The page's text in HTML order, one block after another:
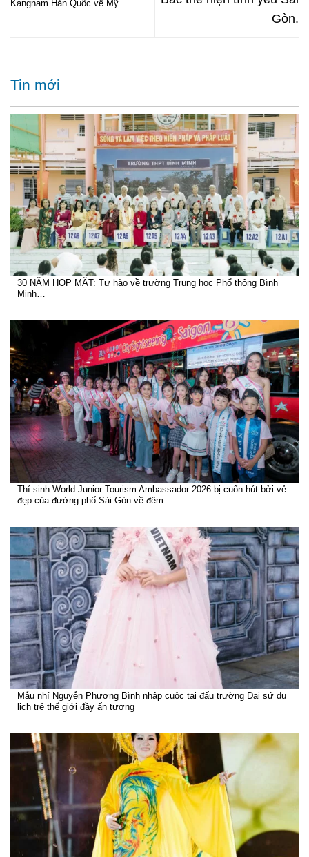
Kangnam Hàn Quốc về Mỹ.
Gòn.
Tin mới
30 NĂM HỌP MẶT: Tự hào về trường Trung học Phổ thông Bình
Minh…
Thí sinh World Junior Tourism Ambassador 2026 bị cuốn hút bởi vẻ
đẹp của đường phố Sài Gòn về đêm
Mẫu nhí Nguyễn Phương Bình nhập cuộc tại đấu trường Đại sứ du
lịch trẻ thế giới đầy ấn tượng